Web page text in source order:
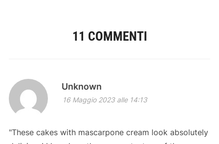
11 COMMENTI
Unknown
16 Maggio 2023 alle 14:13
"These cakes with mascarpone cream look absolutely